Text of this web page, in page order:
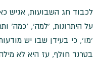
לכבוד חג השבועות, אגיש
על היתרונות, `למה`, `כמה`
`מו`, כי בעידן שבו יש
בטרנד חולף, עז היא לא